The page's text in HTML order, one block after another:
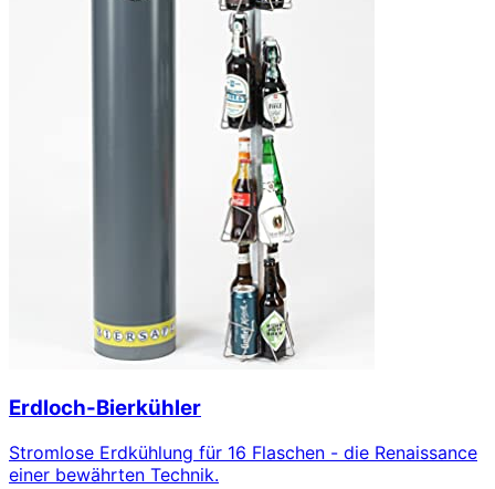
Erdloch-Bierkühler
Stromlose Erdkühlung für 16 Flaschen - die Renaissance
einer bewährten Technik.